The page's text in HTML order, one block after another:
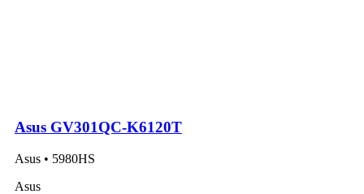
Asus GV301QC-K6120T
Asus • 5980HS
Asus